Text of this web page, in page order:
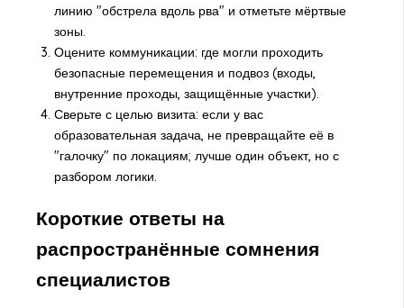
линию "обстрела вдоль рва" и отметьте мёртвые
зоны.
Оцените коммуникации: где могли проходить
безопасные перемещения и подвоз (входы,
внутренние проходы, защищённые участки).
Сверьте с целью визита: если у вас
образовательная задача, не превращайте её в
"галочку" по локациям; лучше один объект, но с
разбором логики.
Короткие ответы на
распространённые сомнения
специалистов